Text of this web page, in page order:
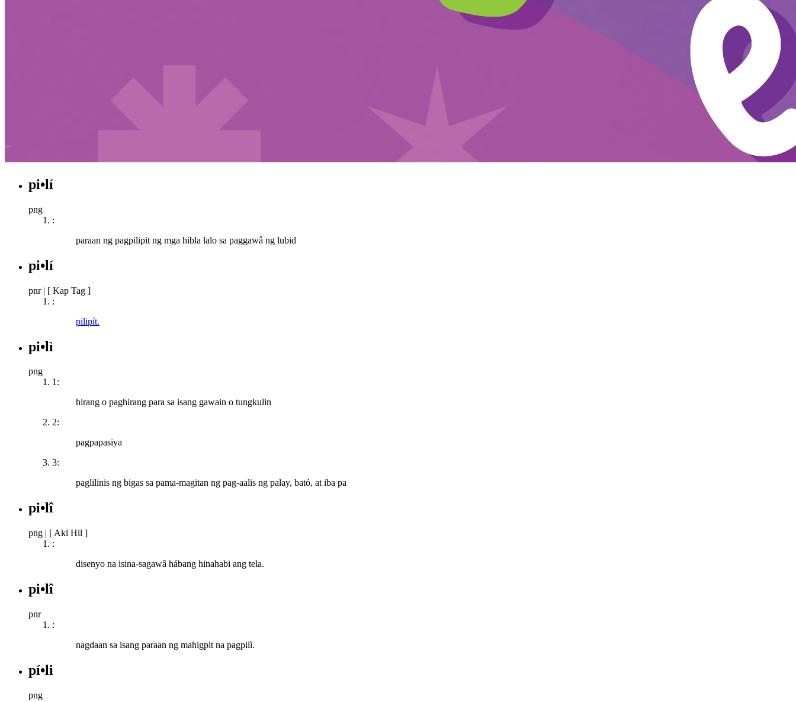
pi•lí
png
:
paraan ng pagpilipit ng mga hibla lalo sa paggawâ ng lubid
pi•lí
pnr | [ Kap Tag ]
:
pilipít.
pi•lì
png
1:
hirang o paghirang para sa isang gawain o tungkulin
2:
pagpapasiya
3:
paglilinis ng bigas sa pama-magitan ng pag-aalis ng palay, bató, at iba pa
pi•lî
png | [ Akl Hil ]
:
disenyo na isina-sagawâ hábang hinahabi ang tela.
pi•lî
pnr
:
nagdaan sa isang paraan ng mahigpit na pagpilì.
pí•li
png